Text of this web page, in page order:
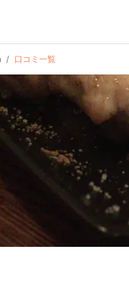
口コミ一覧